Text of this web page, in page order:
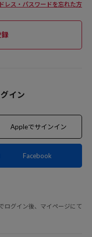
レス・パスワードを忘れた方
録
イン
Appleでサインイン
Facebook
ログイン後、マイページにて